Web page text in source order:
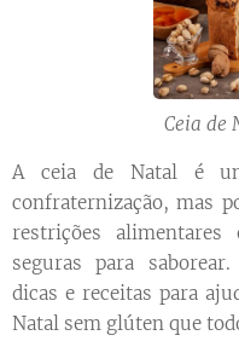
Ceia de
A ceia de Natal é
confraternização, mas
restrições alimentares
seguras para
dicas e receitas para
Natal sem glúten que